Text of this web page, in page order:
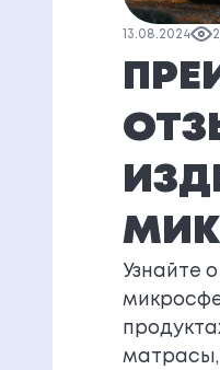
13.08.2024 21
Узнайте
матрасы,